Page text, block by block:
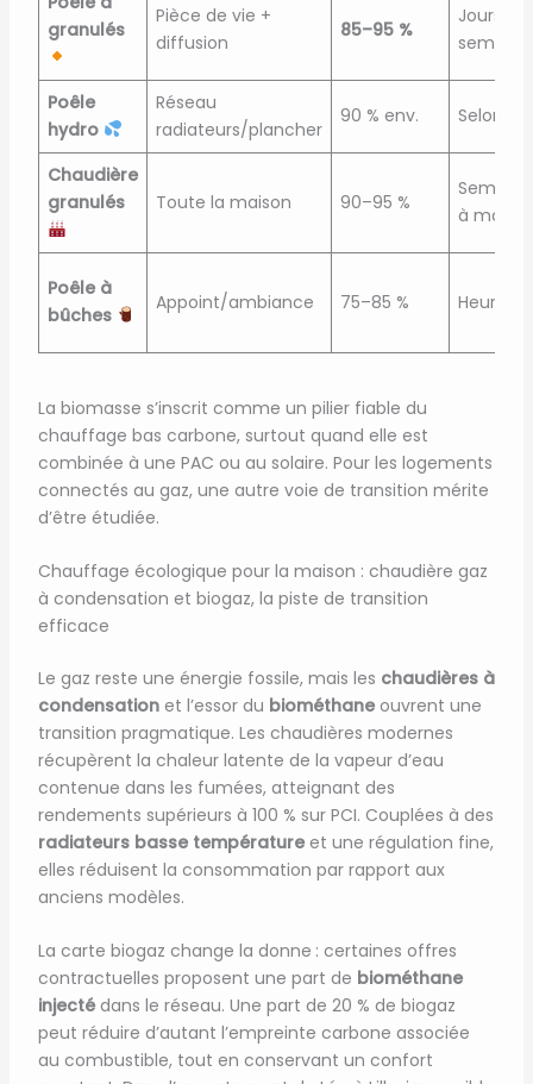
granulés
Pièce de vie +
diffusion
85–95 %
Jours à
semaine
Poêle
hydro
Réseau
radiateurs/plancher
90 % env. Selon silo
Chaudière
granulés
Toute la maison 90–95 %
à mois
Poêle à
bûches
Appoint/ambiance 75–85 % Heures
La biomasse s’inscrit comme un pilier fiable du
chauffage bas carbone, surtout quand elle est
combinée à une PAC ou au solaire. Pour les logements
connectés au gaz, une autre voie de transition mérite
d’être étudiée.
Chauffage écologique pour la maison : chaudière gaz
à condensation et biogaz, la piste de transition
efficace
Le gaz reste une énergie fossile, mais les chaudières à
condensationet l’essor du biométhaneouvrent une
transition pragmatique. Les chaudières modernes
récupèrent la chaleur latente de la vapeur d’eau
contenue dans les fumées, atteignant des
rendements supérieurs à 100 % sur PCI. Couplées à des
radiateurs basse températureet une régulation fine,
elles réduisent la consommation par rapport aux
anciens modèles.
La carte biogaz change la donne : certaines offres
contractuelles proposent une part de biométhane
injectédans le réseau. Une part de 20 % de biogaz
peut réduire d’autant l’empreinte carbone associée
au combustible, tout en conservant un confort